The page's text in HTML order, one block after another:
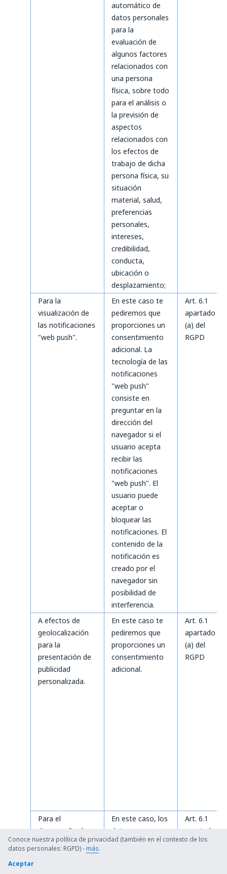
automático de
datos personales
para la
evaluación de
algunos factores
relacionados con
una persona
física, sobre todo
para el análisis o
la previsión de
aspectos
relacionados con
los efectos de
trabajo de dicha
persona física, su
situación
material, salud,
preferencias
personales,
intereses,
credibilidad,
conducta,
ubicación o
desplazamiento;
Para la
visualización de
las notificaciones
"web push".
En este caso te
pediremos que
proporciones un
consentimiento
adicional. La
tecnología de las
notificaciones
"web push"
consiste en
preguntar en la
dirección del
navegador si el
usuario acepta
recibir las
notificaciones
"web push". El
usuario puede
aceptar o
bloquear las
notificaciones. El
contenido de la
notificación es
creado por el
navegador sin
posibilidad de
interferencia.
Art. 6.1
apartado
(a) del
RGPD
A efectos de
geolocalización
para la
presentación de
publicidad
personalizada.
En este caso te
pediremos que
proporciones un
consentimiento
adicional.
Art. 6.1
apartado
(a) del
RGPD
Para el
desempeño de
las
responsabilidades
En este caso, los
datos se
procesarán
Art. 6.1
apartado
(c) del
Conoce nuestra política de privacidad (también en el contexto de los
datos personales: RGPD) -más.
Aceptar